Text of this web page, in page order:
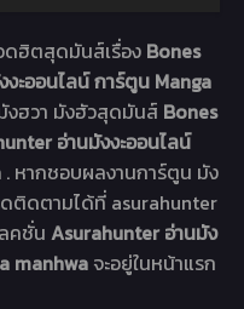
ดฮิตสุดมันส์เรื่อง Bones
ะออนไลน์ การ์ตูน Manga
งฮวา มังฮัวสุดมันส์ Bones
อ่านมังงะออนไลน์
. หากชอบผลงานการ์ตูน มัง
ดติดตามได้ที่ asurahunter
คชั่น Asurahunter อ่านมัง
manhwa จะอยู่ในหน้าแรก